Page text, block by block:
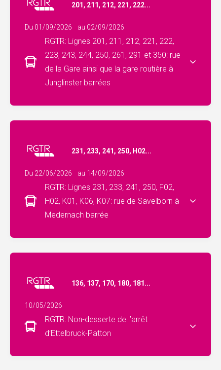
201, 211, 212, 221, 222...
Du 01/09/2026 au 02/09/2026
RGTR: Lignes 201, 211, 212, 221, 222,
223, 243, 244, 250, 261, 291 et 350: rue
de la Gare ainsi que la gare routière à
Junglinster barrées
231, 233, 241, 250, H02...
Du 22/06/2026 au 14/09/2026
RGTR: Lignes 231, 233, 241, 250, F02,
H02, K01, K06, K07: rue de Savelborn à
Medernach barrée
136, 137, 170, 180, 181...
10/05/2026
RGTR: Non-desserte de l’arrêt
d’Ettelbruck-Patton